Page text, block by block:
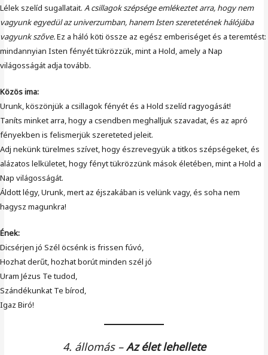
Lélek szelíd sugallatait.A csillagok szépsége emlékeztet arra, hogy nem
vagyunk egyedül az univerzumban, hanem Isten szeretetének hálójába
vagyunk szőve.Ez a háló köti össze az egész emberiséget és a teremtést:
mindannyian Isten fényét tükrözzük, mint a Hold, amely a Nap
világosságát adja tovább.
Közös ima:
Urunk, köszönjük a csillagok fényét és a Hold szelíd ragyogását!
Taníts minket arra, hogy a csendben meghalljuk szavadat, és az apró
fényekben is felismerjük szereteted jeleit.
Adj nekünk türelmes szívet, hogy észrevegyük a titkos szépségeket, és
alázatos lelkületet, hogy fényt tükrözzünk mások életében, mint a Hold a
Nap világosságát.
Áldott légy, Urunk, mert az éjszakában is velünk vagy, és soha nem
hagysz magunkra!
Ének:
Dicsérjen jó Szél öcsénk is frissen fúvó,
Hozhat derűt, hozhat borút minden szél jó
Uram Jézus Te tudod,
Szándékunkat Te bírod,
Igaz Biró!
4. állomás – Az élet lehellete